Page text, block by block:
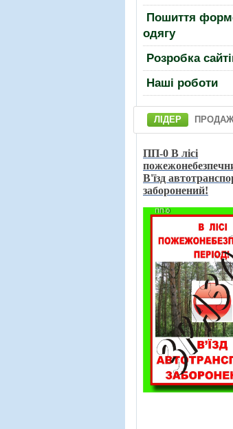
Пошиття
одягу
Розробка
Нашi роботи
ЛІДЕР
ПП-0 В лici
В'їзд
заборонений!